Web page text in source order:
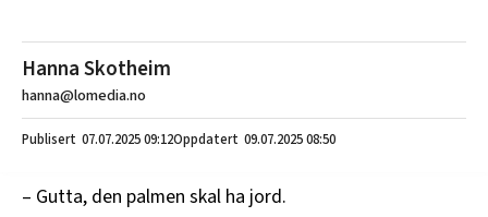
Hanna Skotheim
hanna@lomedia.no
07.07.202509:12 09.07.2025 08:50
– Gutta, den palmen skal ha jord.